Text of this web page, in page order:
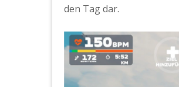
den Tag dar.